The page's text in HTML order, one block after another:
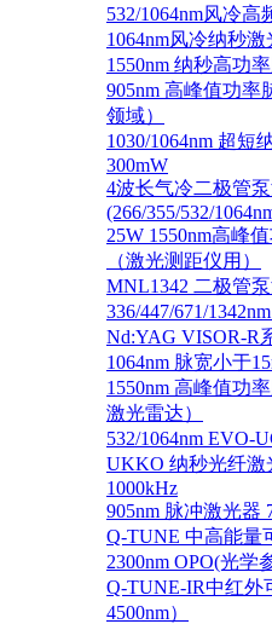
532/1064nm风冷高
1064nm风冷纳秒激
1550nm 纳秒高功
905nm 高峰值功率
领域）
1030/1064nm 超短
300mW
4波长气冷二极管
(266/355/532/
25W 1550nm高峰
（激光测距仪用）
MNL1342 二极管
336/447/671/
Nd:YAG VISOR-R
1064nm 脉宽小于
1550nm 高峰值功
激光雷达）
532/1064nm EVO-
UKKO 纳秒光纤激
1000kHz
905nm 脉冲激光器
Q-TUNE 中高能量
2300nm OPO(光学
Q-TUNE-IR中红外
4500nm）